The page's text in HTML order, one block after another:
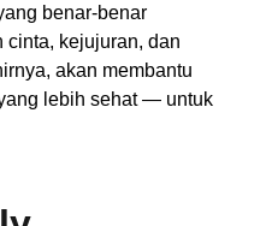
benar-benar
cinta, kejujuran, dan
akan membantu
lebih sehat — untuk